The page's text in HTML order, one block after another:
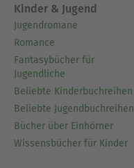
Kinder & Jugend
Jugendromane
Romance
Fantasybücher für
Jugendliche
Beliebte Kinderbuchreihen
Beliebte Jugendbuchreihen
Bücher über Einhörner
Wissensbücher für Kinder